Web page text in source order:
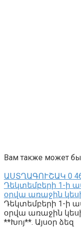
Вам также может
ԱՍՏՂԱԳՈՒՇԱԿ 0
Դեկտեմբերի 1-ի
օրվա առաջին
Դեկտեմբերի 1-ի
օրվա առաջին
**Խոյ**. Այսօր ձեզ